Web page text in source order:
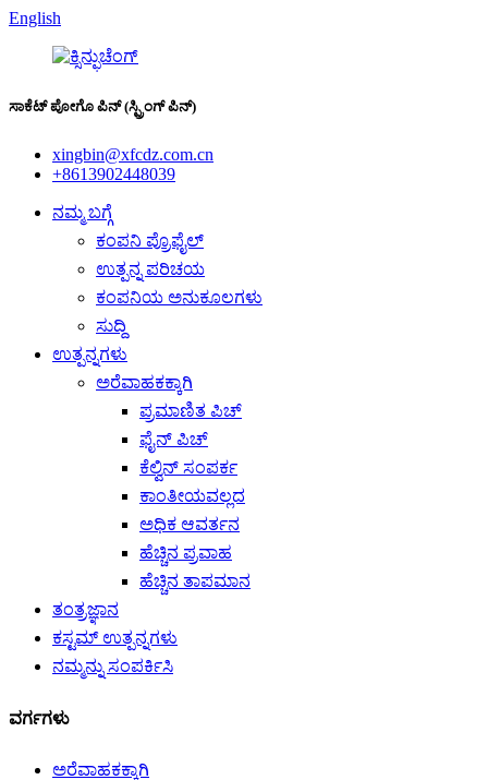
English
ಸಾಕೆಟ್ ಪೋಗೊ ಪಿನ್ (ಸ್ಪ್ರಿಂಗ್ ಪಿನ್)
xingbin@xfcdz.com.cn
+8613902448039
ನಮ್ಮ ಬಗ್ಗೆ
ಕಂಪನಿ ಪ್ರೊಫೈಲ್
ಉತ್ಪನ್ನ ಪರಿಚಯ
ಕಂಪನಿಯ ಅನುಕೂಲಗಳು
ಸುದ್ದಿ
ಉತ್ಪನ್ನಗಳು
ಅರೆವಾಹಕಕ್ಕಾಗಿ
ಪ್ರಮಾಣಿತ ಪಿಚ್
ಫೈನ್ ಪಿಚ್
ಕೆಲ್ವಿನ್ ಸಂಪರ್ಕ
ಕಾಂತೀಯವಲ್ಲದ
ಅಧಿಕ ಆವರ್ತನ
ಹೆಚ್ಚಿನ ಪ್ರವಾಹ
ಹೆಚ್ಚಿನ ತಾಪಮಾನ
ತಂತ್ರಜ್ಞಾನ
ಕಸ್ಟಮ್ ಉತ್ಪನ್ನಗಳು
ನಮ್ಮನ್ನು ಸಂಪರ್ಕಿಸಿ
ವರ್ಗಗಳು
ಅರೆವಾಹಕಕ್ಕಾಗಿ